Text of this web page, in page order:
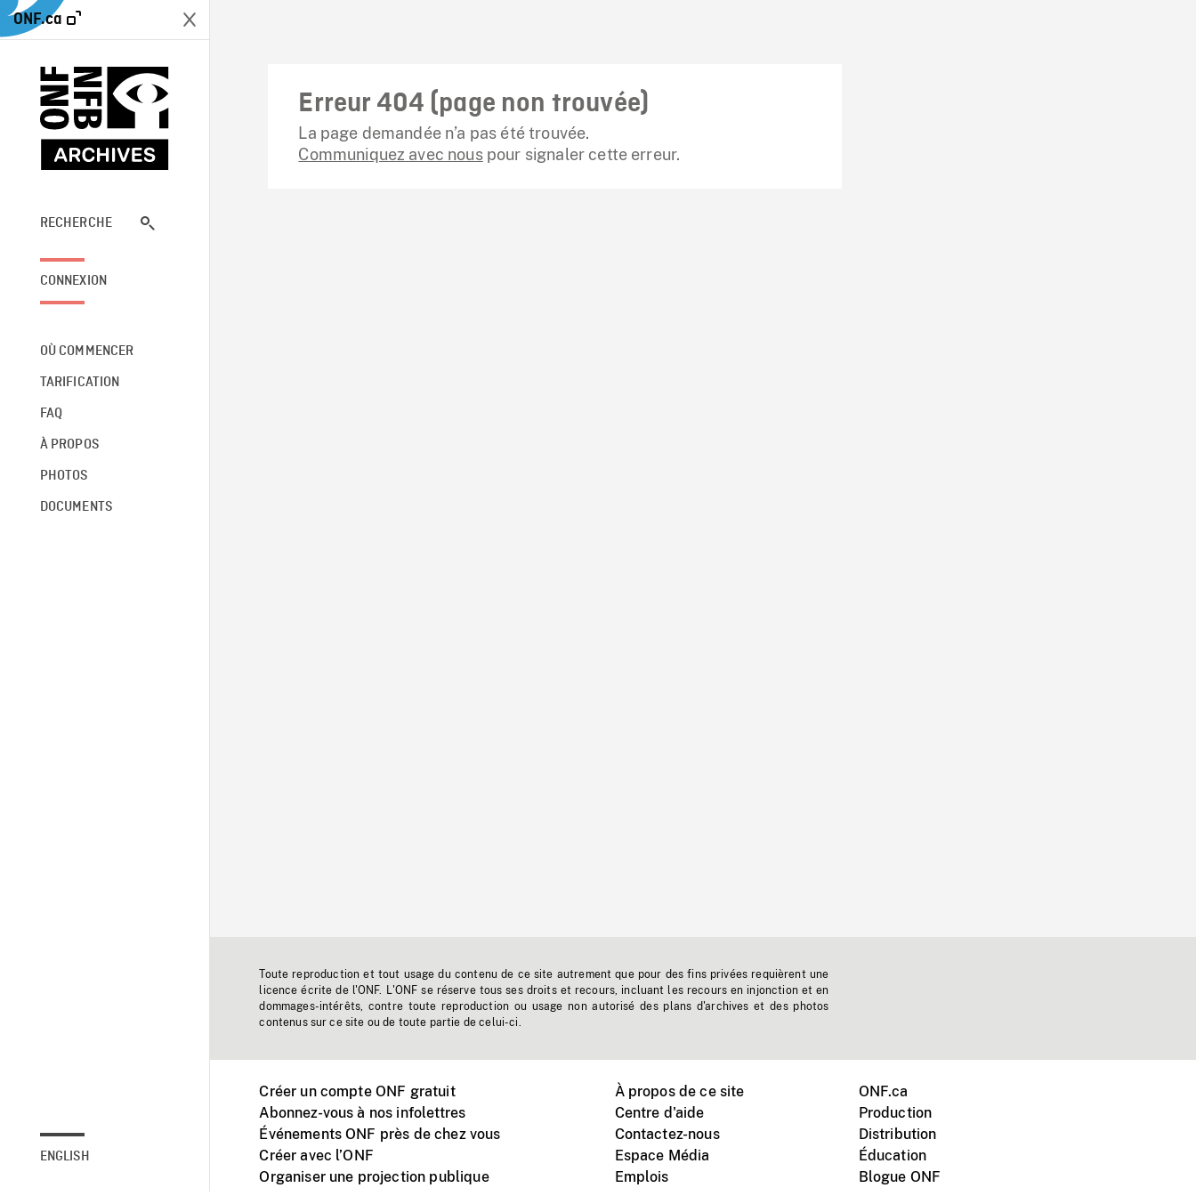
ONF.ca
RECHERCHE
CONNEXION
OÙ COMMENCER
TARIFICATION
FAQ
À PROPOS
PHOTOS
DOCUMENTS
ENGLISH
Erreur 404 (page non trouvée)
La page demandée n’a pas été trouvée.
Communiquez avec nouspour signaler cette erreur.
Toute reproduction et tout usage du contenu de ce site autrement que pour des fins privées requièrent une
licence écrite de l'ONF. L'ONF se réserve tous ses droits et recours, incluant les recours en injonction et en
dommages-intérêts, contre toute reproduction ou usage non autorisé des plans d'archives et des photos
contenus sur ce site ou de toute partie de celui-ci.
Créer un compte ONF gratuit
Abonnez-vous à nos infolettres
Événements ONF près de chez vous
Créer avec l’ONF
Organiser une projection publique
À propos de ce site
Centre d'aide
Contactez-nous
Espace Média
Emplois
ONF.ca
Production
Distribution
Éducation
Blogue ONF